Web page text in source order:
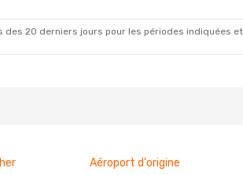
20 derniers jours pour les périodes indiquées
Aéroport d'origine